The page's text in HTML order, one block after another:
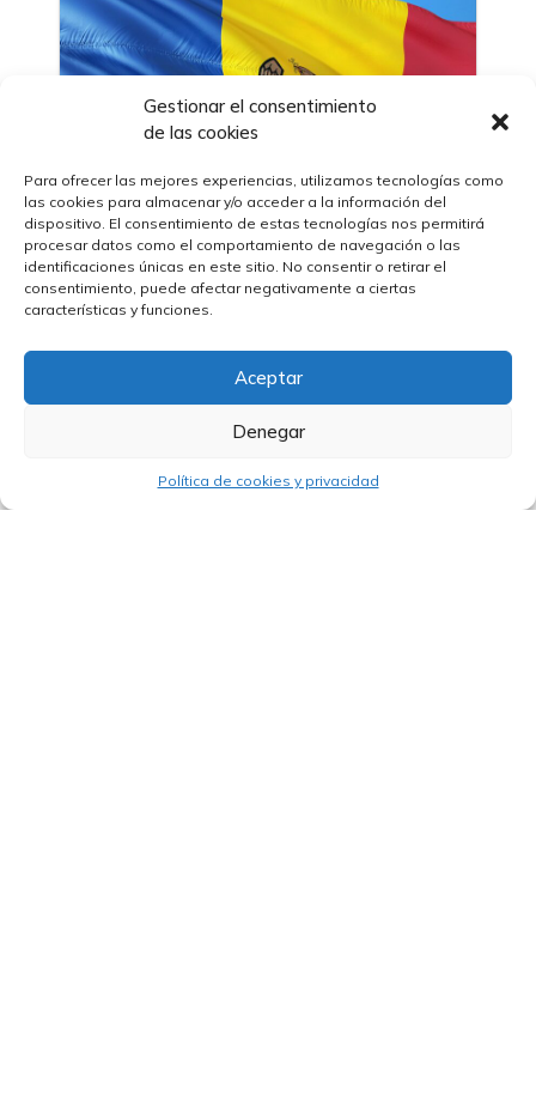
Gestionar el consentimiento
de las cookies
Para ofrecer las mejores experiencias, utilizamos tecnologías como
las cookies para almacenar y/o acceder a la información del
dispositivo. El consentimiento de estas tecnologías nos permitirá
procesar datos como el comportamiento de navegación o las
identificaciones únicas en este sitio. No consentir o retirar el
consentimiento, puede afectar negativamente a ciertas
características y funciones.
Aceptar
Denegar
Política de cookies y privacidad
01/02/2024
El BERD inyecta 150 millones de euros
gestión de activos viales